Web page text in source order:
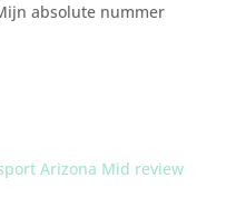
absolute nummer